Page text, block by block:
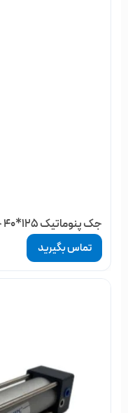
جک پنوماتیک 125*40 چهارمیل HPC
تماس بگیرید